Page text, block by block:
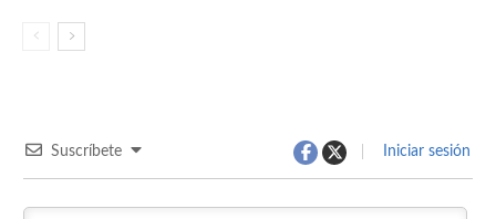
Suscríbete Iniciar sesión